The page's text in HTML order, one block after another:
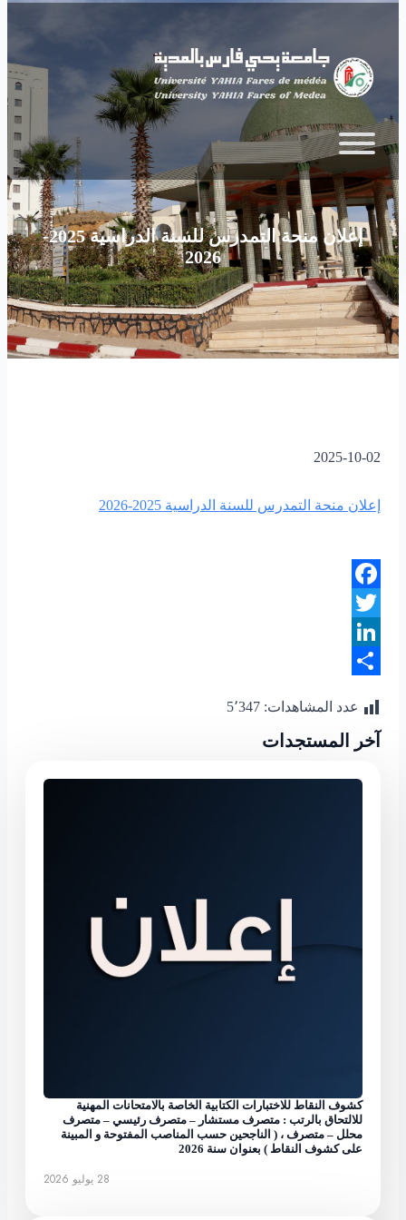
إعلان منحة التمدرس للسنة الدراسية 2025-
2026‎
2025-10-02
إعلان منحة التمدرس للسنة الدراسية 2025-2026
Facebook
Twitter
LinkedIn
عدد المشاهدات: 5٬347
آخر المستجدات
كشوف النقاط للاختبارات الكتابية الخاصة بالامتحانات المهنية
للالتحاق بالرتب : متصرف مستشار – متصرف رئيسي – متصرف
محلل – متصرف ، ( الناجحين حسب المناصب المفتوحة و المبينة
على كشوف النقاط ) بعنوان سنة 2026
28 يوليو 2026